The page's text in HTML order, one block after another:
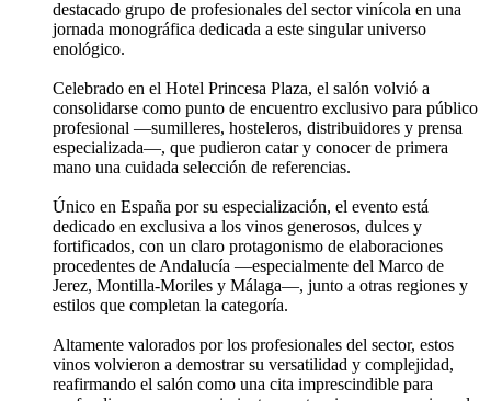
destacado grupo de profesionales del sector vinícola en una
jornada monográfica dedicada a este singular universo
enológico.
Celebrado en el Hotel Princesa Plaza, el salón volvió a
consolidarse como punto de encuentro exclusivo para público
profesional —sumilleres, hosteleros, distribuidores y prensa
especializada—, que pudieron catar y conocer de primera
mano una cuidada selección de referencias.
Único en España por su especialización, el evento está
dedicado en exclusiva a los vinos generosos, dulces y
fortificados, con un claro protagonismo de elaboraciones
procedentes de Andalucía —especialmente del Marco de
Jerez, Montilla-Moriles y Málaga—, junto a otras regiones y
estilos que completan la categoría.
Altamente valorados por los profesionales del sector, estos
vinos volvieron a demostrar su versatilidad y complejidad,
reafirmando el salón como una cita imprescindible para